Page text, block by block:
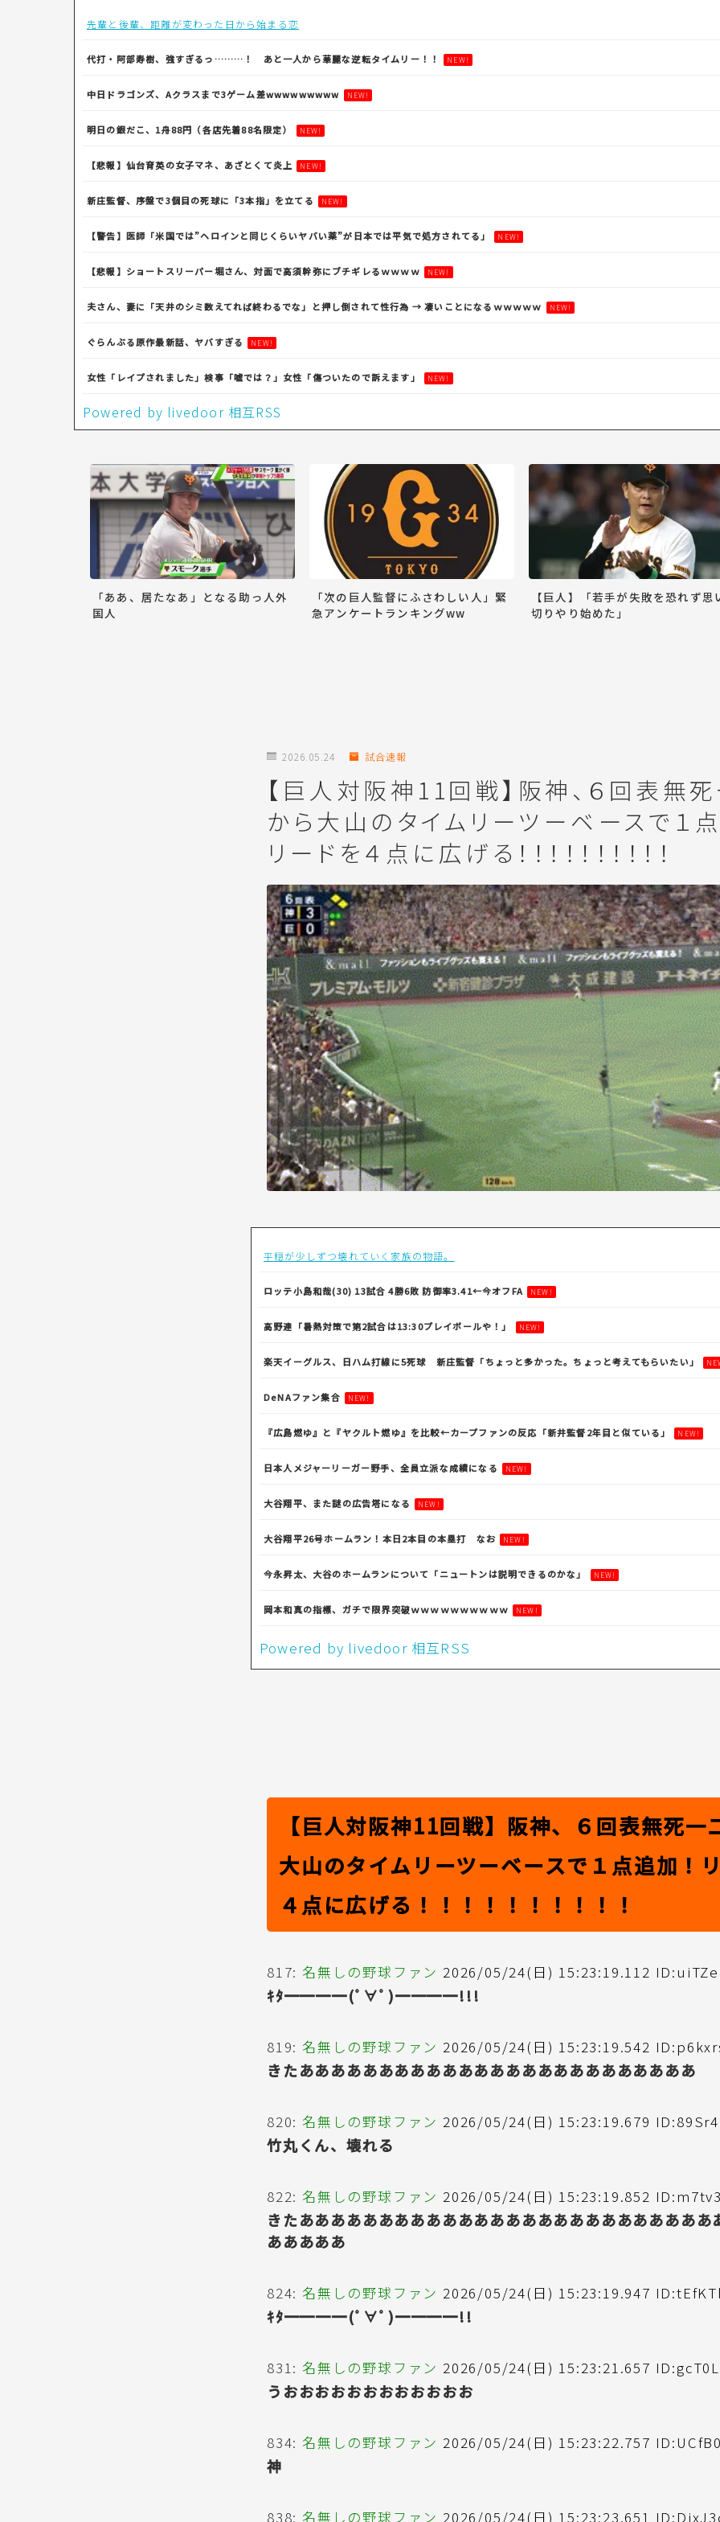
先輩と後輩、距離が変わった日から始まる恋
代打・阿部寿樹、強すぎるっ………！ あと一人から華麗な逆転タイムリー！！ NEW!
中日ドラゴンズ、Aクラスまで3ゲーム差wwwwwwwww NEW!
明日の銀だこ、1舟88円（各店先着88名限定） NEW!
【悲報】仙台育英の女子マネ、あざとくて炎上 NEW!
新庄監督、序盤で3個目の死球に「3本指」を立てる NEW!
【警告】医師「米国では”ヘロインと同じくらいヤバい薬”が日本では平気で処方されてる」 NEW!
【悲報】ショートスリーパー堀さん、対面で高須幹弥にブチギレるｗｗｗｗ NEW!
夫さん、妻に「天井のシミ数えてれば終わるでな」と押し倒されて性行為 → 凄いことになるｗｗｗｗｗ NEW!
ぐらんぶる原作最新話、ヤバすぎる NEW!
女性「レイプされました」検事「嘘では？」女性「傷ついたので訴えます」 NEW!
Powered by livedoor 相互RSS
「ああ、居たなあ」となる助っ人外
国人
「次の巨人監督にふさわしい人」緊
急アンケートランキングww
【巨人】「若手が失敗を恐れず思
切りやり始めた」
2026.05.24 試合速報
【巨人対阪神11回戦】阪神、６回表無
から大山のタイムリーツーベースで１
リードを４点に広げる！！！！！！！！！！
平穏が少しずつ壊れていく家族の物語。
ロッテ小島和哉(30) 13試合 4勝6敗 防御率3.41←今オフFA NEW!
高野連「暑熱対策で第2試合は13:30プレイボールや！」 NEW!
楽天イーグルス、日ハム打線に5死球 新庄監督「ちょっと多かった。ちょっと考えてもらいたい」
DeNAファン集合 NEW!
『広島燃ゆ』と『ヤクルト燃ゆ』を比較←カープファンの反応「新井監督2年目と似ている」 NEW!
日本人メジャーリーガー野手、全員立派な成績になる NEW!
大谷翔平、また謎の広告塔になる NEW!
大谷翔平26号ホームラン！本日2本目の本塁打 なお NEW!
今永昇太、大谷のホームランについて「ニュートンは説明できるのかな」 NEW!
岡本和真の指標、ガチで限界突破ｗｗｗｗｗｗｗｗｗｗ NEW!
Powered by livedoor 相互RSS
【巨人対阪神11回戦】阪神、６回表無死一
大山のタイムリーツーベースで１点追加！
４点に広げる！！！！！！！！！！
817: 名無しの野球ファン 2026/05/24(日) 15:23:19.112
ｷﾀ━━━━(ﾟ∀ﾟ)━━━━!!!
819: 名無しの野球ファン 2026/05/24(日) 15:23:19.542
きたあああああああああああああああああああああああああ
820: 名無しの野球ファン 2026/05/24(日) 15:23:19.679
竹丸くん、壊れる
822: 名無しの野球ファン 2026/05/24(日) 15:23:19.852
きたああああああああああああああああああああああああああ
あああああ
824: 名無しの野球ファン 2026/05/24(日) 15:23:19.947
ｷﾀ━━━━(ﾟ∀ﾟ)━━━━!!
831: 名無しの野球ファン 2026/05/24(日) 15:23:21.657
うおおおおおおおおおおおお
834: 名無しの野球ファン 2026/05/24(日) 15:23:22.757
神
838: 名無しの野球ファン 2026/05/24(日) 15:23:23.651